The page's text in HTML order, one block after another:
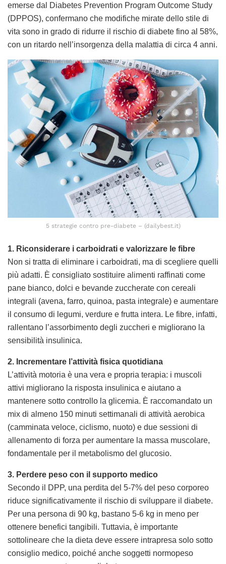
emerse dal Diabetes Prevention Program Outcome Study
(DPPOS), confermano che modifiche mirate dello stile di
vita sono in grado di ridurre il rischio di diabete fino al 58%,
con un ritardo nell’insorgenza della malattia di circa 4 anni.
5 strategie contro pre-diabete – (dailybest.it)
1. Riconsiderare i carboidrati e valorizzare le fibre
Non si tratta di eliminare i carboidrati, ma di scegliere quelli
più adatti. È consigliato sostituire alimenti raffinati come
pane bianco, dolci e bevande zuccherate con cereali
integrali (avena, farro, quinoa, pasta integrale) e aumentare
il consumo di legumi, verdure e frutta intera. Le fibre, infatti,
rallentano l’assorbimento degli zuccheri e migliorano la
sensibilità insulinica.
2. Incrementare l’attività fisica quotidiana
L’attività motoria è una vera e propria terapia: i muscoli
attivi migliorano la risposta insulinica e aiutano a
mantenere sotto controllo la glicemia. È raccomandato un
mix di almeno 150 minuti settimanali di attività aerobica
(camminata veloce, ciclismo, nuoto) e due sessioni di
allenamento di forza per aumentare la massa muscolare,
fondamentale per il metabolismo del glucosio.
3. Perdere peso con il supporto medico
Secondo il DPP, una perdita del 5-7% del peso corporeo
riduce significativamente il rischio di sviluppare il diabete.
Per una persona di 90 kg, bastano 5-6 kg in meno per
ottenere benefici tangibili. Tuttavia, è importante
sottolineare che la dieta deve essere intrapresa solo sotto
consiglio medico, poiché anche soggetti normopeso